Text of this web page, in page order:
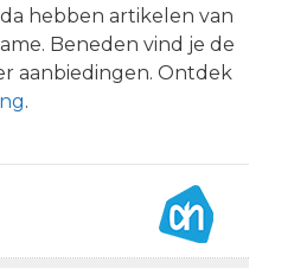
hebben artikelen van
Beneden vind je de
aanbiedingen. Ontdek
.